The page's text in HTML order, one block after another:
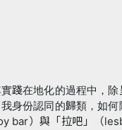
踐在地化的過程中，
身份認同的歸類，如
bar）與「拉吧」（